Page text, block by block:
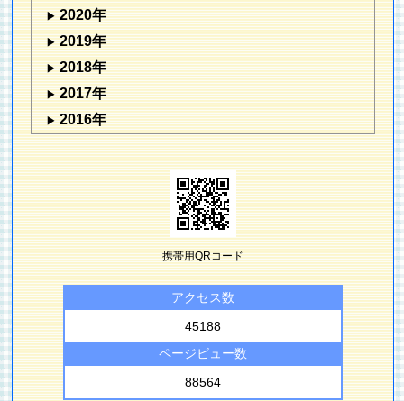
2020年
2019年
2018年
2017年
2016年
携帯用QRコード
アクセス数
45188
ページビュー数
88564